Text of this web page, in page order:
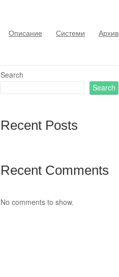
Описание Системи Архив
Search
Search
Recent Posts
Recent Comments
No comments to show.